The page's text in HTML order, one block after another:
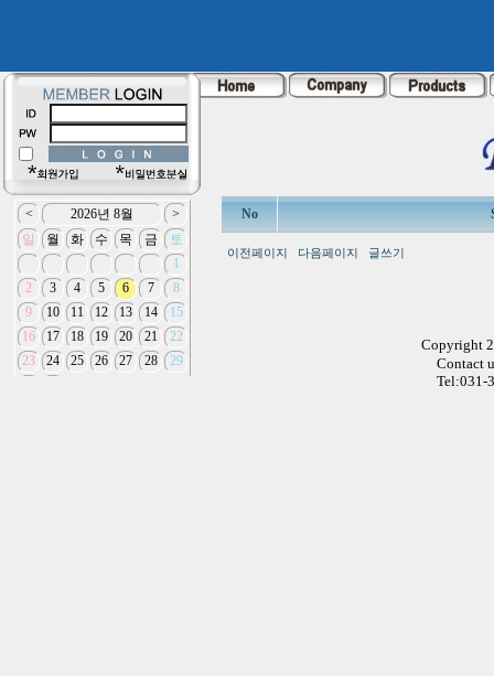
No
이전페이지 다음페이지 글쓰기
Copyright
Contact
Tel:031-